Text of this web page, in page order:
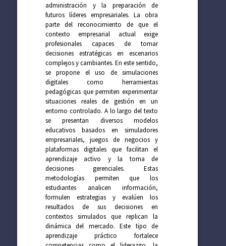
administración y la preparación de
futuros líderes empresariales. La obra
parte del reconocimiento de que el
contexto empresarial actual exige
profesionales capaces de tomar
decisiones estratégicas en escenarios
complejos y cambiantes. En este sentido,
se propone el uso de simulaciones
digitales como herramientas
pedagógicas que permiten experimentar
situaciones reales de gestión en un
entorno controlado. A lo largo del texto
se presentan diversos modelos
educativos basados en simuladores
empresariales, juegos de negocios y
plataformas digitales que facilitan el
aprendizaje activo y la toma de
decisiones gerenciales. Estas
metodologías permiten que los
estudiantes analicen información,
formulen estrategias y evalúen los
resultados de sus decisiones en
contextos simulados que replican la
dinámica del mercado. Este tipo de
aprendizaje práctico fortalece